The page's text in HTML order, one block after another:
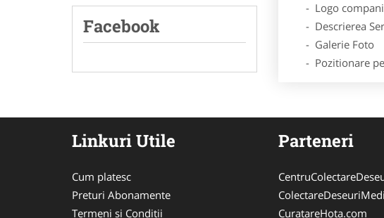
Facebook
- Logo
- Descrierea
- Galerie Foto
- Pozitionare pe
Linkuri Utile
Cum platesc
Preturi Abonamente
Termeni si Conditii
Parteneri
CuratareHota.com